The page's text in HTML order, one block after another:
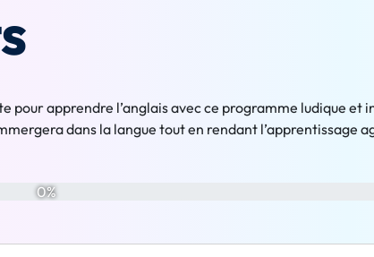
pour apprendre l’anglais avec ce programme ludique
dans la langue tout en rendant l’apprentissage
0%